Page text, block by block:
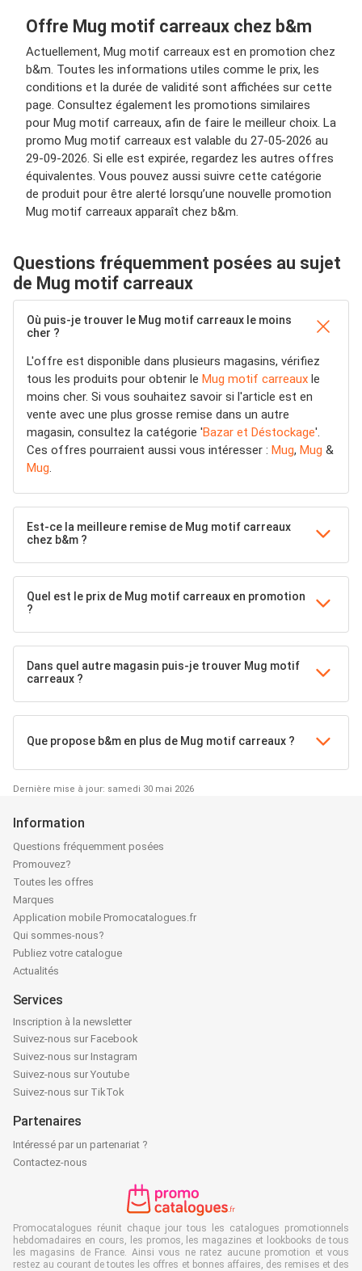
Offre Mug motif carreaux chez b&m
Actuellement, Mug motif carreaux est en promotion chez
b&m. Toutes les informations utiles comme le prix, les
conditions et la durée de validité sont affichées sur cette
page. Consultez également les promotions similaires
pour Mug motif carreaux, afin de faire le meilleur choix. La
promo Mug motif carreaux est valable du 27-05-2026 au
29-09-2026. Si elle est expirée, regardez les autres offres
équivalentes. Vous pouvez aussi suivre cette catégorie
de produit pour être alerté lorsqu’une nouvelle promotion
Mug motif carreaux apparaît chez b&m.
Questions fréquemment posées au sujet
de Mug motif carreaux
Où puis-je trouver le Mug motif carreaux le moins
cher ?
L'offre est disponible dans plusieurs magasins, vérifiez
tous les produits pour obtenir le Mug motif carreaux le
moins cher. Si vous souhaitez savoir si l'article est en
vente avec une plus grosse remise dans un autre
magasin, consultez la catégorie 'Bazar et Déstockage'.
Ces offres pourraient aussi vous intéresser : Mug, Mug &
Mug.
Est-ce la meilleure remise de Mug motif carreaux
chez b&m ?
Quel est le prix de Mug motif carreaux en promotion
?
Dans quel autre magasin puis-je trouver Mug motif
carreaux ?
Que propose b&m en plus de Mug motif carreaux ?
Dernière mise à jour: samedi 30 mai 2026
Information
Questions fréquemment posées
Promouvez?
Toutes les offres
Marques
Application mobile Promocatalogues.fr
Qui sommes-nous?
Publiez votre catalogue
Actualités
Services
Inscription à la newsletter
Suivez-nous sur Facebook
Suivez-nous sur Instagram
Suivez-nous sur Youtube
Suivez-nous sur TikTok
Partenaires
Intéressé par un partenariat ?
Contactez-nous
Promocatalogues réunit chaque jour tous les catalogues promotionnels
hebdomadaires en cours, les promos, les magazines et lookbooks de tous
les magasins de France. Ainsi vous ne ratez aucune promotion et vous
restez au courant de toutes les offres et bonnes affaires, des remises et des